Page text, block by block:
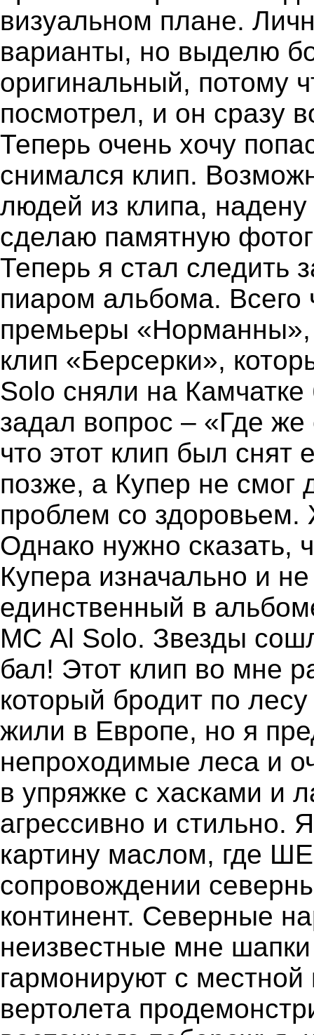
визуальном плане.
варианты, но выделю
оригинальный, потому
посмотрел, и он сразу
Теперь очень хочу
снимался клип.
людей из клипа,
сделаю памятную
Теперь я стал следить
пиаром альбома. Всего
премьеры «Норманны»,
клип «Берсерки»,
Solo сняли на
задал вопрос – «Где
что этот клип был
позже, а Купер не смог
проблем со
Однако нужно сказать,
Купера изначально и
единственный в
МС Al Solo. Звезды
бал! Этот клип во мне
который бродит по
жили в Европе, но я
непроходимые леса и
в упряжке с хасками и
агрессивно и стильно.
картину маслом, где
сопровождении
континент. Северные
неизвестные мне
гармонируют с
вертолета